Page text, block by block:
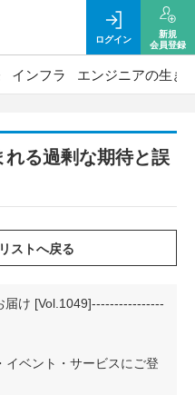
ログイン
新規
会員登録
インフラ エンジニアの生き
れる過剰な期待と誤
届け [Vol.1049]----------------
イベント・サービスにご登